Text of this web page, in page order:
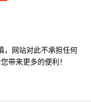
，网站对此不承担任何
带来更多的便利！